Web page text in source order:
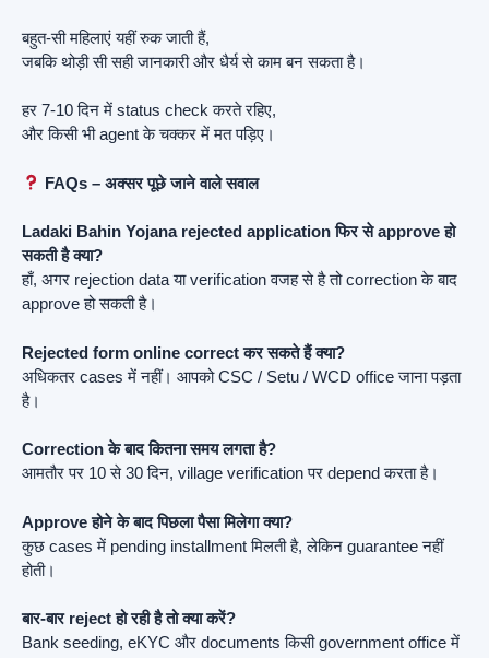
बहुत-सी महिलाएं यहीं रुक जाती हैं,
जबकि थोड़ी सी सही जानकारी और धैर्य से काम बन सकता है।
हर 7-10 दिन में status check करते रहिए,
और किसी भी agent के चक्कर में मत पड़िए।
FAQs – अक्सर पूछे जाने वाले सवाल
Ladaki Bahin Yojana rejected application फिर से approve हो
सकती है क्या?
हाँ, अगर rejection data या verification वजह से है तो correction के बाद
approve हो सकती है।
Rejected form online correct कर सकते हैं क्या?
अधिकतर cases में नहीं। आपको CSC / Setu / WCD office जाना पड़ता
है।
Correction के बाद कितना समय लगता है?
आमतौर पर 10 से 30 दिन, village verification पर depend करता है।
Approve होने के बाद पिछला पैसा मिलेगा क्या?
कुछ cases में pending installment मिलती है, लेकिन guarantee नहीं
होती।
बार-बार reject हो रही है तो क्या करें?
Bank seeding, eKYC और documents किसी government office में